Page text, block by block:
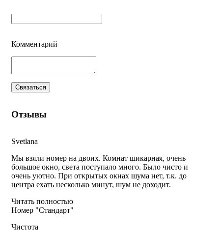
Комментарий
Отзывы
Svetlana
Мы взяли номер на двоих. Комнат шикарная, очень
большое окно, света поступало много. Было чисто и
очень уютно. При открытых окнах шума нет, т.к. до
центра ехать несколько минут, шум не доходит.
Читать полностью
Номер "Стандарт"
Чистота